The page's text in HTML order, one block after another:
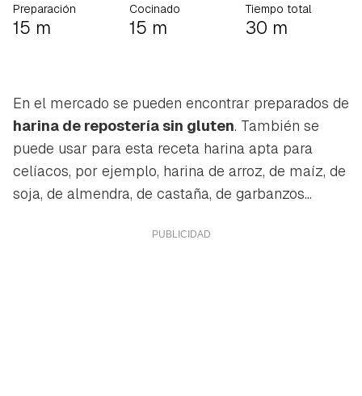
Preparación
15 m
Cocinado
15 m
Tiempo total
30 m
En el mercado se pueden encontrar preparados de
harina de repostería sin gluten. También se
puede usar para esta receta harina apta para
celíacos, por ejemplo, harina de arroz, de maíz, de
soja, de almendra, de castaña, de garbanzos...